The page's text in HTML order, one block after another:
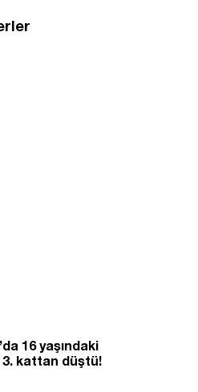
16 yaşındaki
kattan düştü!